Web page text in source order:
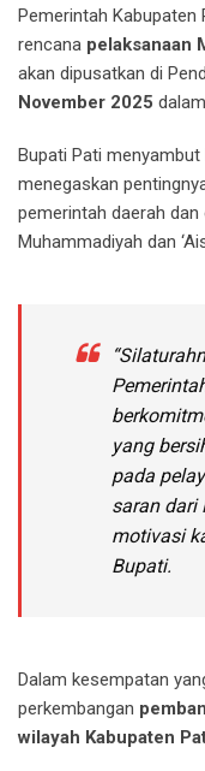
Pemerintah Kabupaten
rencana pelaksanaan
akan dipusatkan di
November 2025
Bupati Pati
menegaskan
pemerintah daerah
Muhammadiyah dan
yang
pada
saran dari
motivasi
Bupati.
Dalam kesempatan
perkembangan
wilayah Kabupaten